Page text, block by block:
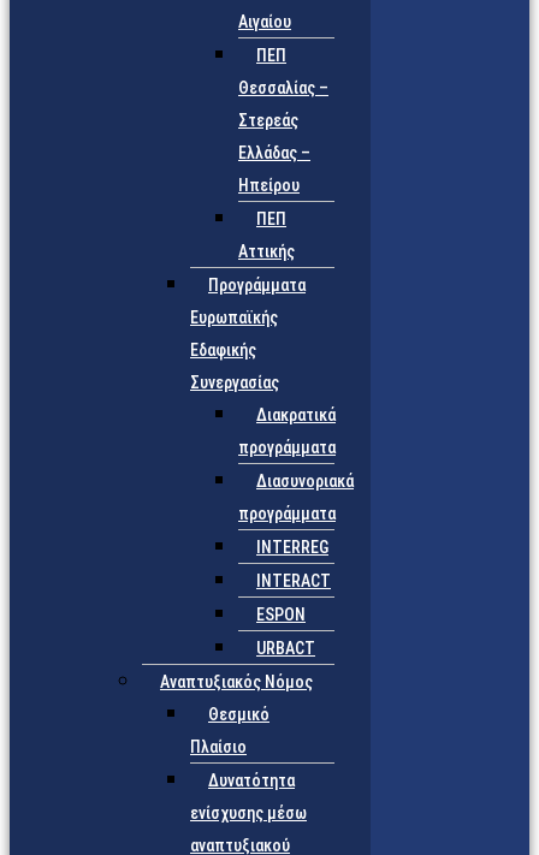
Αιγαίου
ΠΕΠ
Θεσσαλίας –
Στερεάς
Ελλάδας –
Ηπείρου
ΠΕΠ
Αττικής
Προγράμματα
Ευρωπαϊκής
Εδαφικής
Συνεργασίας
Διακρατικά
προγράμματα
Διασυνοριακά
προγράμματα
INTERREG
INTERACT
ESPON
URBACT
Αναπτυξιακός Νόμος
Θεσμικό
Πλαίσιο
Δυνατότητα
ενίσχυσης μέσω
αναπτυξιακού